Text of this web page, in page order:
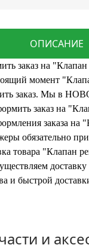
ОПИСАНИЕ
заказ на
момент
заказ. Мы в
заказ на
заказа на
обязательно
товара "Клапан
доставку
и быстрой
и